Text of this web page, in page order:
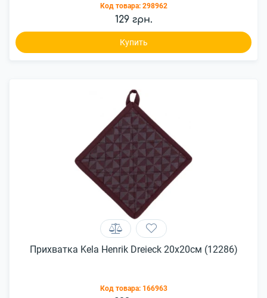
Код товара: 298962
129 грн.
Купить
Прихватка Kela Henrik Dreieck 20х20см (12286)
Код товара: 166963